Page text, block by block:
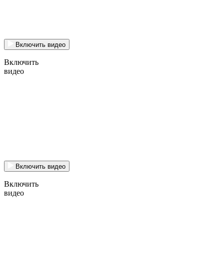
Включить видео
Включить
видео
Включить видео
Включить
видео